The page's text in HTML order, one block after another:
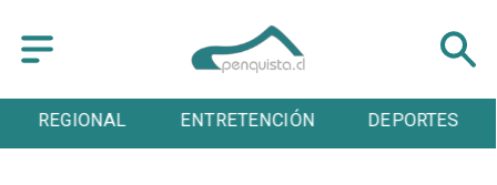
ENTRETENCIÓN DEPORTES CULTURA